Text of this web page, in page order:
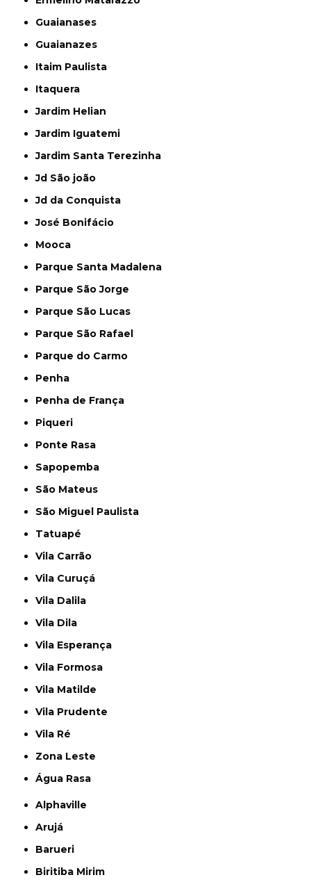
Guaianases
Guaianazes
Itaim Paulista
Itaquera
Jardim Helian
Jardim Iguatemi
Jardim Santa Terezinha
Jd São joão
Jd da Conquista
José Bonifácio
Mooca
Parque Santa Madalena
Parque São Jorge
Parque São Lucas
Parque São Rafael
Parque do Carmo
Penha
Penha de França
Piqueri
Ponte Rasa
Sapopemba
São Mateus
São Miguel Paulista
Tatuapé
Vila Carrão
Vila Curuçá
Vila Dalila
Vila Dila
Vila Esperança
Vila Formosa
Vila Matilde
Vila Prudente
Vila Ré
Zona Leste
Água Rasa
Alphaville
Arujá
Barueri
Biritiba Mirim